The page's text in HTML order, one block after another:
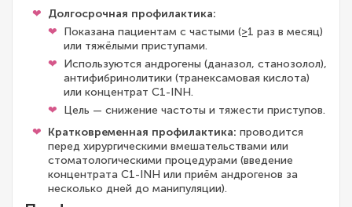
Долгосрочная профилактика:
Показана пациентам с частыми (≥1 раз в месяц)
или тяжёлыми приступами.
Используются андрогены (даназол, станозолол),
антифибринолитики (транексамовая кислота)
или концентрат C1-INH.
Цель — снижение частоты и тяжести приступов.
Кратковременная профилактика: проводится
перед хирургическими вмешательствами или
стоматологическими процедурами (введение
концентрата C1-INH или приём андрогенов за
несколько дней до манипуляции).